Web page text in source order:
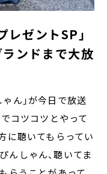
ゼントSP」
ンドまで大放
ん」が今日で放送
コツコツとやって
に聴いてもらってい
んしゃん、聴いてま